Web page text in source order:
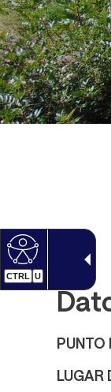
CTRL U
PUNTO
LUGAR